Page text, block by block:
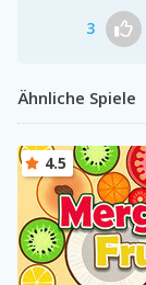
3
Ähnliche Spiele
4.5